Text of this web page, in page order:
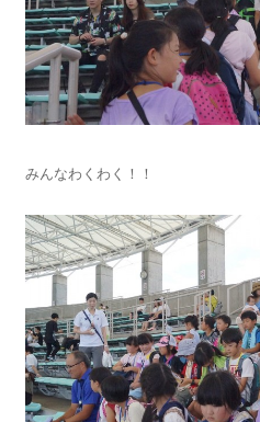
みんなわくわく！！